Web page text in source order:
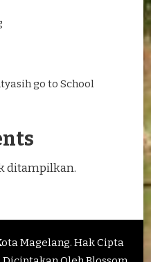
go to School
ditampilkan.
Magelang. Hak Cipta